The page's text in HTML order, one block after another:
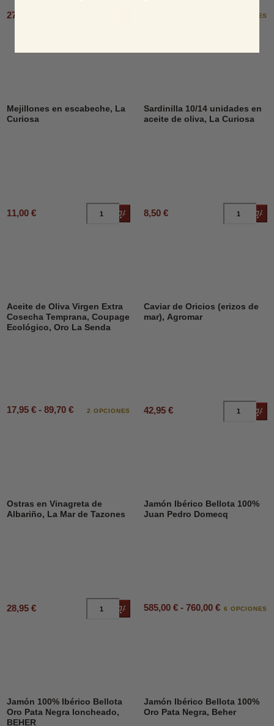
27,95 € 2 OPCIONES
Mejillones en escabeche, La
Curiosa
11,00 € Añadir al carrito
Sardinilla 10/14 unidades en
aceite de oliva, La Curiosa
8,50 €
Aceite de Oliva Virgen Extra
Cosecha Temprana, Coupage
Ecológico, Oro La Senda
17,95 € - 89,70 € 2 OPCIONES
Caviar de Oricios (erizos de
mar), Agromar
42,95 €
Ostras en Vinagreta de
Albariño, La Mar de Tazones
28,95 € Añadir al carrito
Jamón Ibérico Bellota 100%
Juan Pedro Domecq
585,00 € - 760,00 € 6 OPCIONES
Jamón 100% Ibérico Bellota
Oro Pata Negra loncheado,
BEHER
Jamón Ibérico Bellota 100%
Oro Pata Negra, Beher